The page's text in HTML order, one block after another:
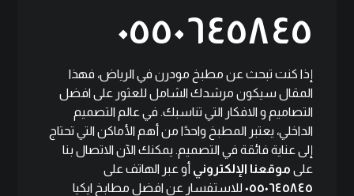
٠٥٥٠٦٤٥٨٤٥
إذا كنت تبحث عن مطبخ مودرن في الرياض، فهذا
المقال سيكون مرشدك الشامل للعثور على افضل
التصاميم و الافكار التي تناسبك. في عالم التصميم
الداخلي، يعتبر المطبخ واحدًا من أهم الأماكن التي تحتاج
إلى عناية فائقة في التصميم. يمكنك الآن الاتصال بنا
على موقعنا الإلكتروني أو عبر الهاتف على
٠٥٥٠٦٤٥٨٤٥ للاستفسار عن افضل مطابخ ايكيا